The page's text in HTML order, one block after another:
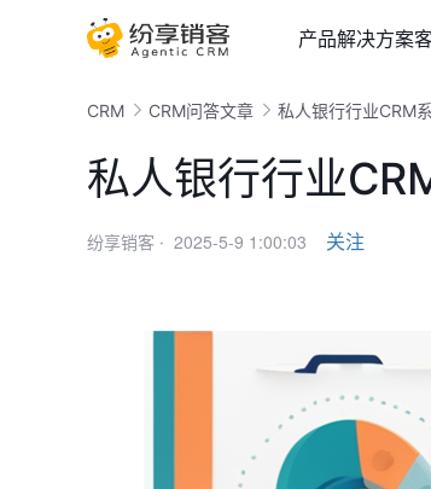
产品解决方案
CRM CRM问答文章 私人银行行业CRM
私人银行行业
纷享销客 · 2025-5-9 1:00:03 关注